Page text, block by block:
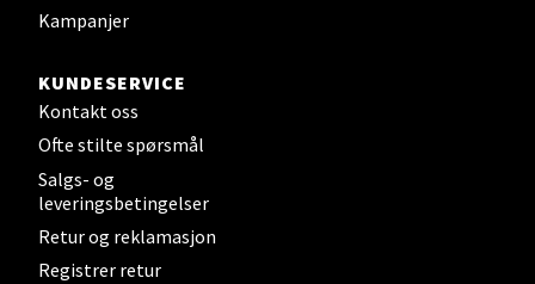
Kampanjer
KUNDESERVICE
Kontakt oss
Ofte stilte spørsmål
Salgs- og
leveringsbetingelser
Retur og reklamasjon
Registrer retur
Mandal - Alti Mandal
Skarvøyveien 55, 4517 Mandal
Åpent i dag 10-20
0 i butikk